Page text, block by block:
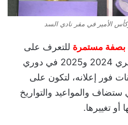
الأمير في مقر نادي السد
بصفة مستمرة للتعرف على
جدول مباريات السد القطري 2024 و2025 في دوري
فور إعلانه، لتكون على
ستضاف والمواعيد والتواريخ
أو تغييرها.